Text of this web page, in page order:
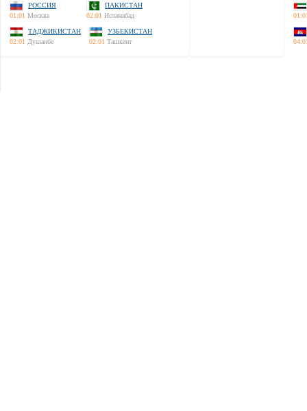
РОССИЯ
01:01 Москва
ПАКИСТАН
02:01 Исламабад
ТАДЖИКИСТАН
02:01 Душанбе
УЗБЕКИСТАН
02:01 Ташкент